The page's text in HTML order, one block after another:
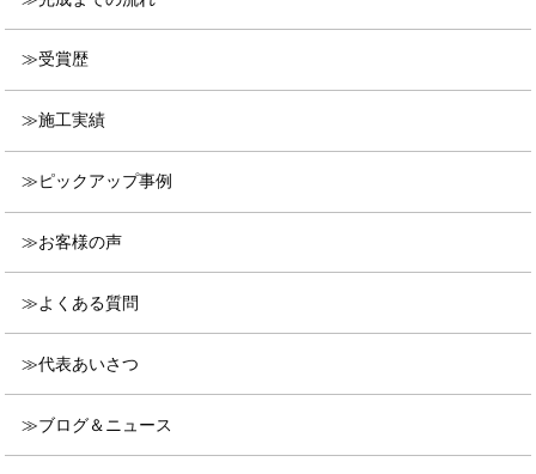
受賞歴
施工実績
ピックアップ事例
お客様の声
よくある質問
代表あいさつ
ブログ＆ニュース